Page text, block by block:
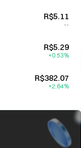
R$5.11
--
R$5.29
+0.53%
R$382.07
+2.64%